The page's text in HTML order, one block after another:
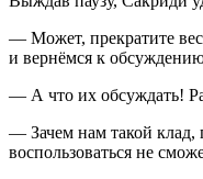
— Может, прекратите
и вернёмся к
— А что их обсуждать!
— Зачем нам такой клад,
воспользоваться не